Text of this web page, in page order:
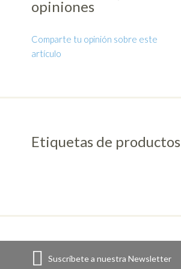
opiniones
Comparte tu opinión sobre este
artículo
Etiquetas de productos
Suscríbete a nuestra Newsletter